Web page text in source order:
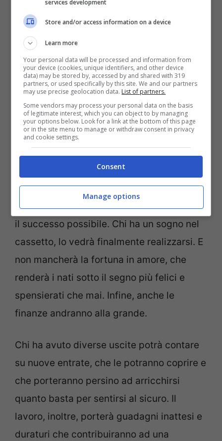
qualsiasi situazione che abbia a che fare
con il suo ruolo da leader. I suoi nativi
avranno, infatti, l’occasione di imporsi e di
mettersi in mostra con un’incredibile
facilità, ottenendo così promozioni,
assensi e quanto occorre per andare
avanti al meglio con il proprio futuro.
. Queste persone avranno
l’opportunità di concentrarsi sui propri
progetti con la certezza di riscuotere tutto
il successo possibile. Chi ha un sogno nel
cassetto, lo vedrà finalmente realizzarsi. E
non mancherà la fortuna in amore, che
renderà i nati sotto il segno più felici e
spensierati che mai. Infine, anche le
finanze andranno alla grande.
Chi ha avuto diverse uscite potrà contare
su nuove entrate, che le potranno coprire e
che porteranno persino ad arricchirsi
quanto basta per sentirsi al sicuro. Il
lavoro, inoltre, porterà guadagni inattesi e
duraturi che contribuiranno ad una
services development
Store and/or access information on a device
Learn more
Your personal data will be processed and information from
your device (cookies, unique identifiers, and other device
data) may be stored by, accessed by and shared with 319
partners, or used specifically by this site. We and our partners
may use precise geolocation data. List of partners.
Some vendors may process your personal data on the basis
of legitimate interest, which you can object to by managing
your options below. Look for a link at the bottom of this page
or in the site menu to manage or withdraw consent in privacy
and cookie settings.
Consent
Manage options